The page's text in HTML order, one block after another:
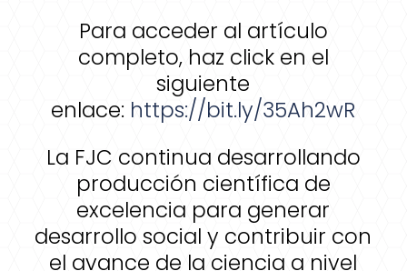
Para acceder al artículo
completo, haz click en el
siguiente
enlace: https://bit.ly/35Ah2wR
La FJC continua desarrollando
producción científica de
excelencia para generar
desarrollo social y contribuir con
el avance de la ciencia a nivel